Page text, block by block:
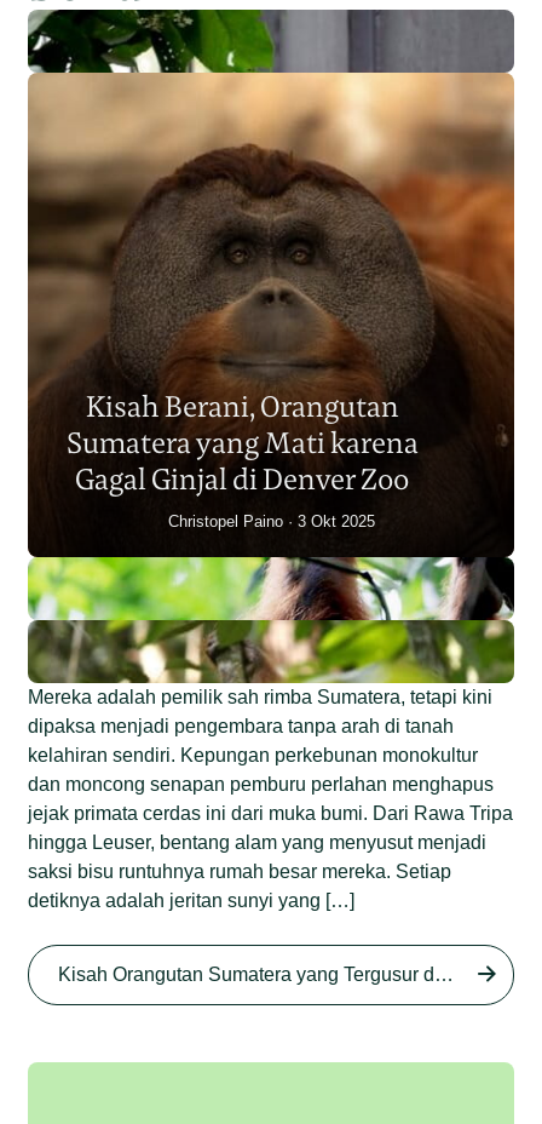
Populasi Orangutan
Sumatera Berkurang 2.700
Individu dalam Satu Dekade?
Junaidi Hanafiah 14 Jul 2026
Kisah Berani, Orangutan
Sumatera yang Mati karena
Gagal Ginjal di Denver Zoo
Christopel Paino 3 Okt 2025
Sumatera di Rawa Tripa
Junaidi Hanafiah 27 Agu 2025
Begini Modus Perburuan
Mereka adalah pemilik sah rimba Sumatera, tetapi kini
dipaksa menjadi pengembara tanpa arah di tanah
kelahiran sendiri. Kepungan perkebunan monokultur
dan moncong senapan pemburu perlahan menghapus
jejak primata cerdas ini dari muka bumi. Dari Rawa Tripa
hingga Leuser, bentang alam yang menyusut menjadi
saksi bisu runtuhnya rumah besar mereka. Setiap
detiknya adalah jeritan sunyi yang […]
Kisah Orangutan Sumatera yang Tergusur dari Rumah Sendiri series